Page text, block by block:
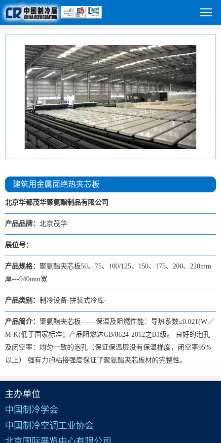
建筑用金属面绝热夹芯板
北京华都茂华聚氨酯制品有限公司
产品品牌： 北京茂华
展位号：
产品规格： 聚氨酯夹芯板50、75、100/125、150、175、200、220mm
厚---940mm宽
产品类别： 制冷设备-拼装式冷库-
产品简介： 聚氨酯夹芯板------保温及阻燃性能：导热系数≤0.021(W／
M·K)低于国家标准；产品阻燃达GB/8624-2012之B1级。 良好的泡孔
及闭空率：均匀一致的泡孔（保证保温层没有保温梯度，闭空率95%
以上） 强有力的粘接强度保证了聚氨酯夹芯板材的完整性。
主办单位
中国制冷学会
中国制冷空调工业协会